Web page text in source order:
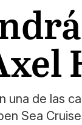
de las
Sea